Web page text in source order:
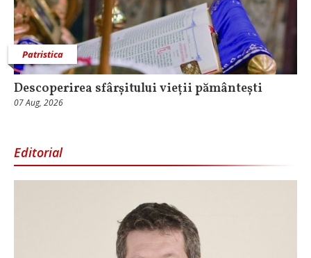
Patristica
Descoperirea sfârșitului vieții pământești
07 Aug, 2026
Editorial